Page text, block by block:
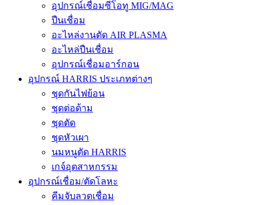
อุปกรณ์เชื่อมซีโอทู MIG/MAG
ปืนเชื่อม
อะไหล่งานตัด AIR PLASMA
อะไหล่ปืนเชื่อม
อุปกรณ์เชื่อมอาร์กอน
อุปกรณ์ HARRIS ประเภทต่างๆ
ชุดกันไฟย้อน
ชุดต่อด้าม
ชุดตัด
ชุดหัวเผา
นมหนูตัด HARRIS
เกจ์อุตสาหกรรม
อุปกรณ์เชื่อม/ตัดโลหะ
คีมจับลวดเชื่อม